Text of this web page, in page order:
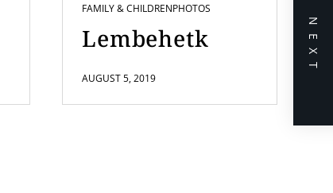
NEXT
FAMILY & CHILDRENPHOTOS
Lembehetk
AUGUST 5, 2019